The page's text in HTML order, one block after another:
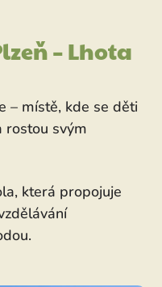
– Lhota
– místě, kde se děti
rostou svým
která propojuje